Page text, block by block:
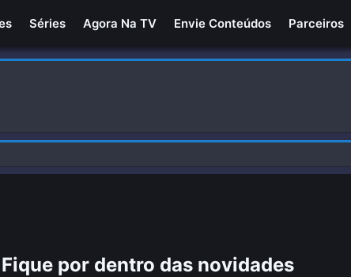
Séries Agora Na TV Envie Conteúdos Parceiros
Fique por dentro das novidades